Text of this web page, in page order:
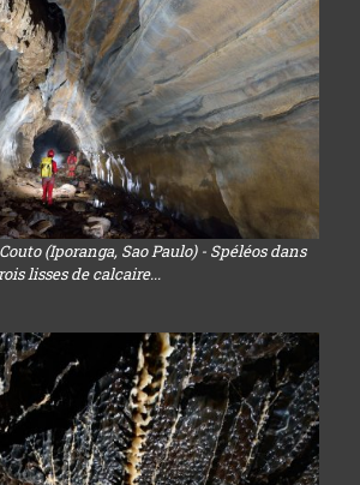
(Iporanga, Sao Paulo) - Spéléos dans
lisses de calcaire...